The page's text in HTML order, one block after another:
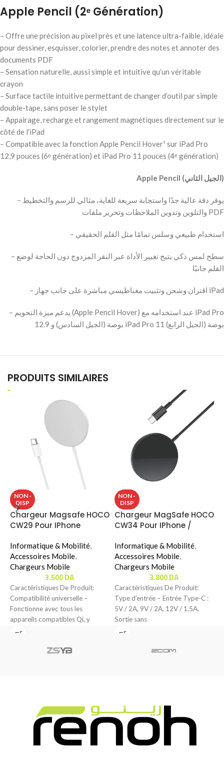
Apple Pencil (2ᵉ Génération)
– Offre une précision au pixel près et une latence ultra-faible, idéale
pour dessiner, esquisser, colorier, prendre des notes et annoter des
documents PDF
– Sensation naturelle, aussi simple et intuitive qu’un véritable
crayon
– Surface tactile intuitive permettant de changer d’outil par simple
double-tape, sans poser le stylet
– Appairage, recharge et rangement magnétiques directement sur le
côté de l’iPad
– Compatible avec la fonction Apple Pencil Hover¹ sur iPad Pro
12,9 pouces (6ᵉ génération) et iPad Pro 11 pouces (4ᵉ génération)
Apple Pencil (الجيل الثاني)
– يوفر دقة عالية جدًا واستجابة سريعة للغاية، مثالي للرسم والتخطيط
والتلوين وتدوين الملاحظات وتحرير ملفات PDF
– استخدام طبيعي وسلس تمامًا مثل القلم الحقيقي
– سطح لمس ذكي يتيح تغيير الأداة عبر النقر المزدوج دون الحاجة لوضع
القلم جانبًا
– اقتران وشحن وتثبيت مغناطيسي مباشرة على جانب جهاز iPad
– يدعم ميزة التحويم (Apple Pencil Hover) عند استخدامه مع iPad Pro
12.9 بوصة (الجيل السادس) و iPad Pro 11 بوصة (الجيل الرابع)
PRODUITS SIMILAIRES
NON -
DISP
Chargeur Magsafe HOCO
CW29 Pour IPhone
Informatique & Mobilité,
Accessoires Mobile,
Chargeurs Mobile
3.500DA
Caractéristiques De Produit:
Compatibilité universelle –
Fonctionne avec tous les
appareils compatibles Qi, y
compris une large gamme
NON -
DISP
Chargeur MagSafe HOCO
CW34 Pour IPhone /
Informatique & Mobilité,
Accessoires Mobile,
Chargeurs Mobile
3.800DA
Caractéristiques De Produit:
Type d’entrée – Entrée Type-C :
5V / 2A, 9V / 2A, 12V / 1,5A.
Sortie sans